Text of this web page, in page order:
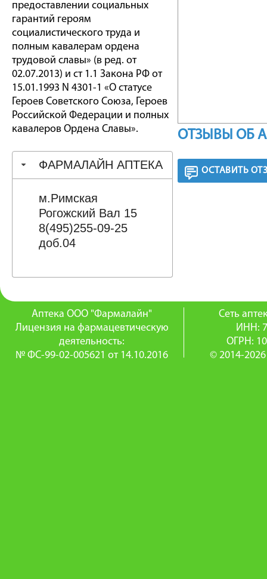
предоставлении социальных
гарантий героям
социалистического труда и
полным кавалерам ордена
трудовой славы» (в ред. от
02.07.2013) и ст 1.1 Закона РФ от
15.01.1993 N 4301-1 «О статусе
Героев Советского Союза, Героев
Российской Федерации и полных
кавалеров Ордена Славы».
ФАРМАЛАЙН АПТЕКА
м.Римская
Рогожский Вал 15
8(495)255-09-25
доб.04
ОТЗЫВЫ ОБ
ОСТАВИТЬ
Аптека ООО "Фармалайн"
Лицензия на фармацевтическую
деятельность:
№ ФС-99-02-005621 от 14.10.2016
Сеть
ИНН:
ОГРН:
© 2014-